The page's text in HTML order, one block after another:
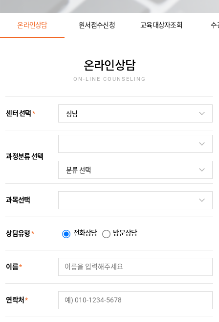
온라인상담 원서접수신청 교육대상자조회 수
온라인상담
ON-LINE COUNSELING
센터 선택*
과정분류 선택
과목선택
상담유형* 전화상담 방문상담
이름*
연락처 *